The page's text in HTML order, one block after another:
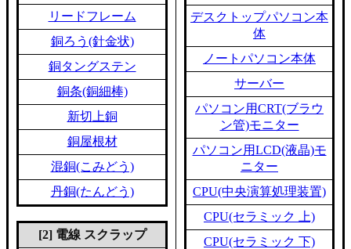
リードフレーム
銅ろう(針金状)
銅タングステン
銅条(銅細棒)
新切上銅
銅屋根材
混銅(こみどう)
丹銅(たんどう)
[2] 電線 スクラップ
デスクトップパソコン本
体
ノートパソコン本体
サーバー
パソコン用CRT(ブラウ
ン管)モニター
パソコン用LCD(液晶)モ
ニター
CPU(中央演算処理装置)
CPU(セラミック 上)
CPU(セラミック 下)